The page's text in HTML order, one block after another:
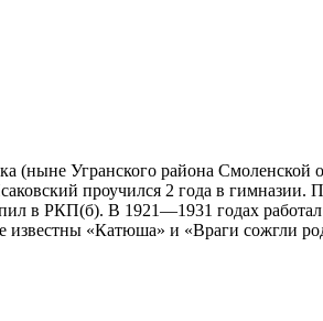
(ныне Угранского района Смоленской
проучился 2 года в
в РКП(б). В 1921—1931 годах
известны «Катюша» и «Враги сожгли